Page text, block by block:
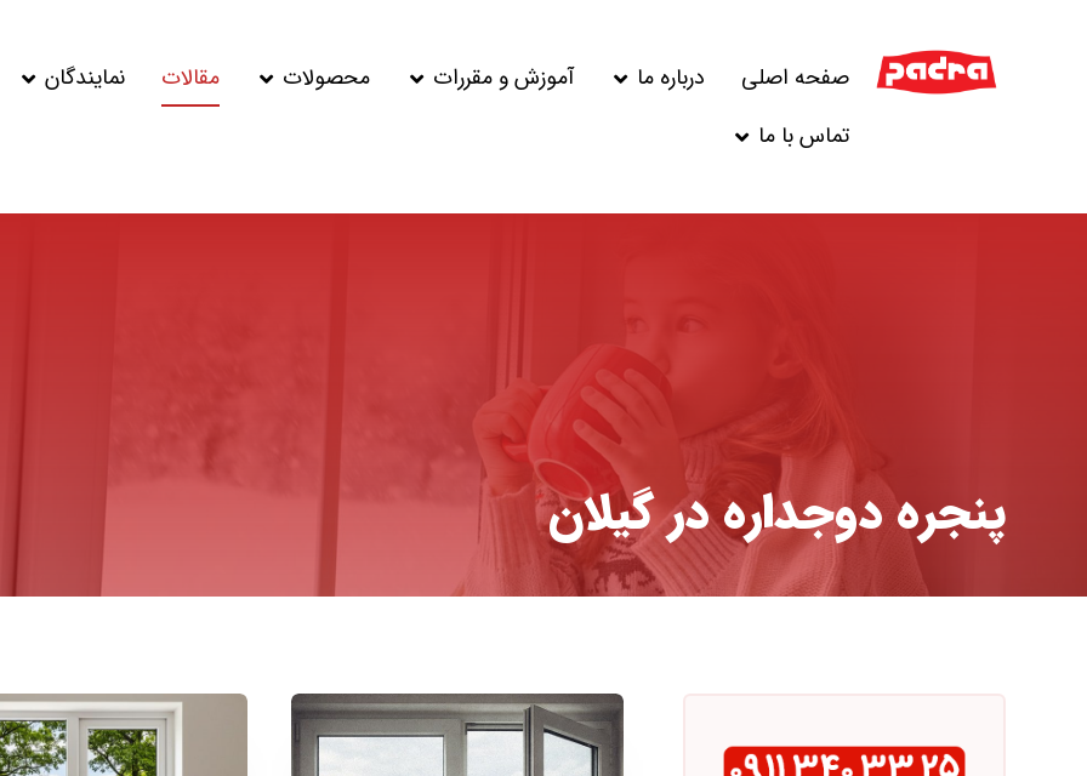
صفحه اصلی درباره ما آموزش و مقررات محصولات مقالات
نمایندگان
تماس با ما
پنجره دوجداره در گیلان